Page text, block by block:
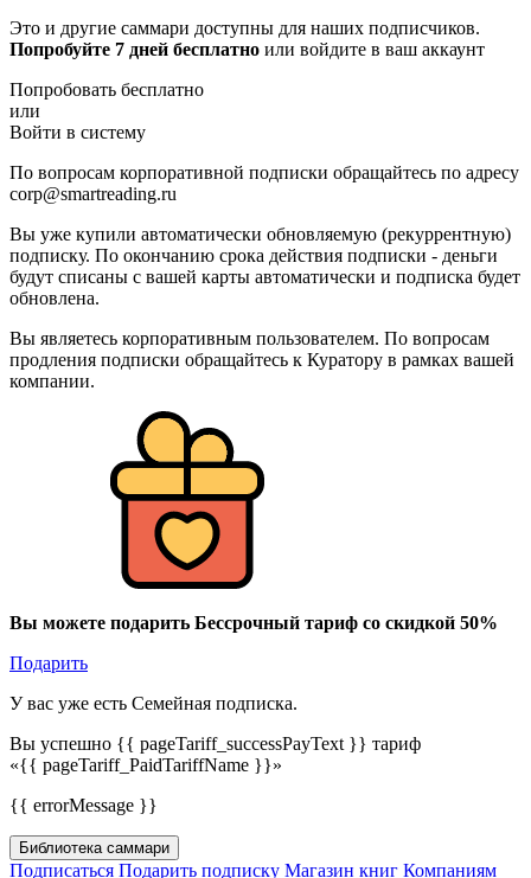
Это и другие саммари доступны для наших подписчиков.
Попробуйте 7 дней бесплатно или войдите в ваш аккаунт
Попробовать бесплатно
или
Войти в систему
По вопросам корпоративной подписки обращайтесь по адресу
corp@smartreading.ru
Вы уже купили автоматически обновляемую (рекуррентную)
подписку. По окончанию срока действия подписки - деньги
будут списаны с вашей карты автоматически и подписка будет
обновлена.
Вы являетесь корпоративным пользователем. По вопросам
продления подписки обращайтесь к Куратору в рамках вашей
компании.
Вы можете подарить Бессрочный тариф со скидкой 50%
Подарить
У вас уже есть Семейная подписка.
Вы успешно {{ pageTariff_successPayText }} тариф
«{{ pageTariff_PaidTariffName }}»
{{ errorMessage }}
Библиотека саммари
Подписаться Подарить подписку Магазин книг Компаниям